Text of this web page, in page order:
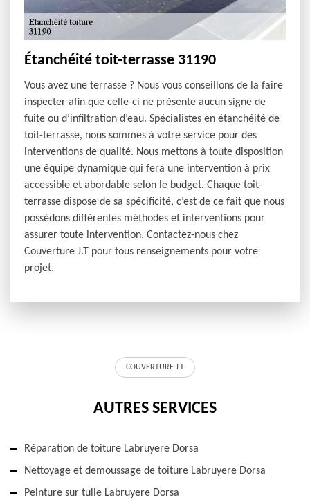
Étanchéité toit-terrasse 31190
Vous avez une terrasse ? Nous vous conseillons de la faire
inspecter afin que celle-ci ne présente aucun signe de
fuite ou d’infiltration d’eau. Spécialistes en étanchéité de
toit-terrasse, nous sommes à votre service pour des
interventions de qualité. Nous mettons à toute disposition
une équipe dynamique qui fera une intervention à prix
accessible et abordable selon le budget. Chaque toit-
terrasse dispose de sa spécificité, c’est de ce fait que nous
possédons différentes méthodes et interventions pour
assurer toute intervention. Contactez-nous chez
Couverture J.T pour tous renseignements pour votre
projet.
COUVERTURE J.T
AUTRES SERVICES
Réparation de toiture Labruyere Dorsa
Nettoyage et demoussage de toiture Labruyere Dorsa
Peinture sur tuile Labruyere Dorsa